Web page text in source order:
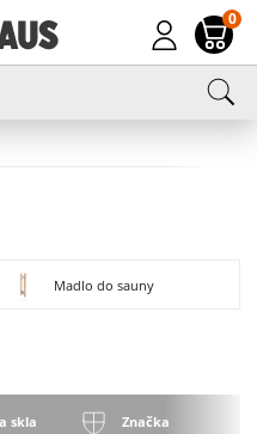
0
Madlo do sauny
skla Značka